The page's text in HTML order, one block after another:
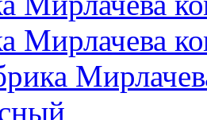
Мирлачева